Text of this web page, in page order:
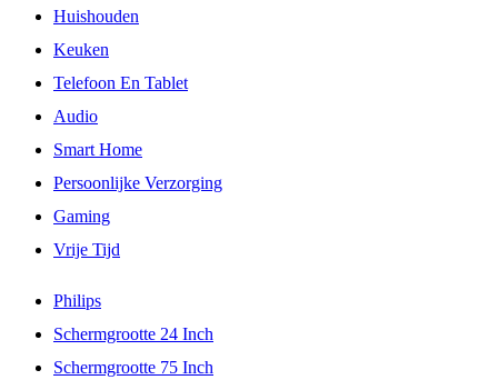
Huishouden
Keuken
Telefoon En Tablet
Audio
Smart Home
Persoonlijke Verzorging
Gaming
Vrije Tijd
Philips
Schermgrootte 24 Inch
Schermgrootte 75 Inch